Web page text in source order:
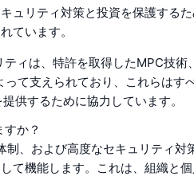
ュリティ対策と投資を保護する
ています。
ィは、特許を取得したMPC技術
て支えられており、これらはす
供するために協力しています。
か？
、および高度なセキュリティ対
て機能します。これは、組織と